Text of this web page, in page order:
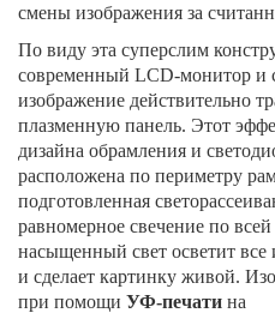
смены изображения за
По виду эта суперслим
современный LCD-монитор и
изображение действительно
плазменную панель. Этот
дизайна обрамления и
расположена по периметру
подготовленная
равномерное свечение по
насыщенный свет осветит все
и сделает картинку живой.
при помощи УФ-печати на